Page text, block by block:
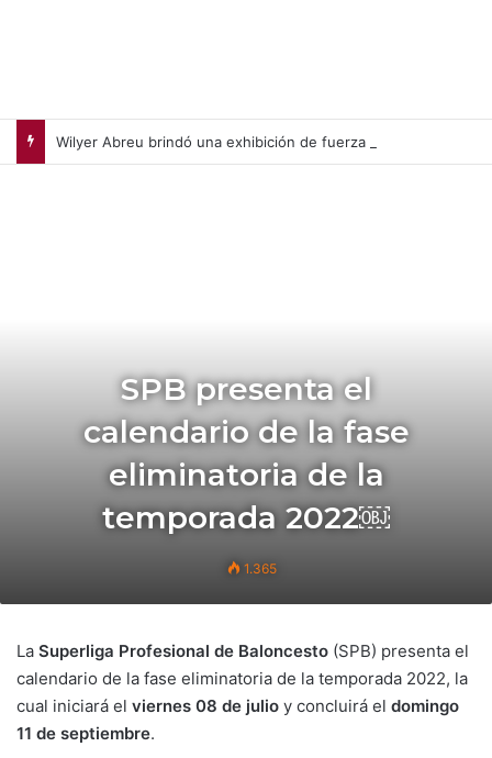
SPB presenta el
calendario de la fase
eliminatoria de la
temporada 2022￼
1.365
La Superliga Profesional de Baloncesto (SPB) presenta el
calendario de la fase eliminatoria de la temporada 2022, la
cual iniciará el viernes 08 de julio y concluirá el domingo
11 de septiembre.